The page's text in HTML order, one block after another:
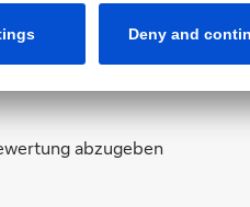
Markt
Relations Website der
abzugeben